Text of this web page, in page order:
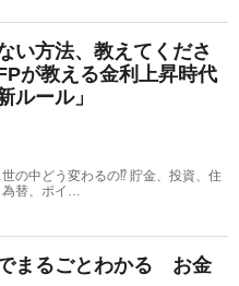
い方法、教えてくださ
が教える金利上昇時代
ルール」
の中どう変わるの⁉ 貯金、投資、住
為替、ポイ…
まるごとわかる お金